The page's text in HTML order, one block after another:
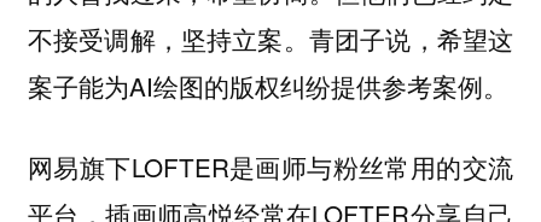
不接受调解，坚持立案。青团子说，希望这
案子能为AI绘图的版权纠纷提供参考案例。
网易旗下LOFTER是画师与粉丝常用的交流
平台，插画师高悦经常在LOFTER分享自己